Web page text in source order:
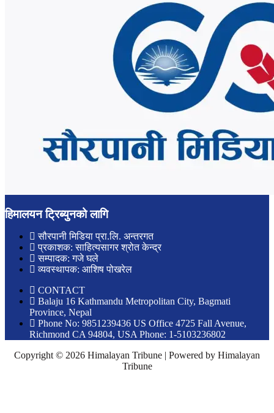
हिमालयन ट्रिब्युनको लागि
सौरपानी मिडिया प्रा.लि. अन्तरगत
प्रकाशक: साहित्यसागर श्रोत केन्द्र
सम्पादक: गजे घले
व्यवस्थापक: आशिष पोखरेल
CONTACT
Balaju 16 Kathmandu Metropolitan City, Bagmati
Province, Nepal
Phone No: 9851239436 US Office 4725 Fall Avenue,
Richmond CA 94804, USA Phone: 1-5103236802
Copyright © 2026 Himalayan Tribune | Powered by Himalayan
Tribune